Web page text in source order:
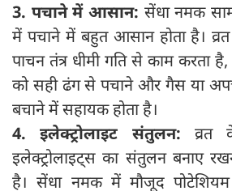
3. पचाने में आसान: सेंधा नमक
में पचाने में बहुत आसान होता है।
पाचन तंत्र धीमी गति से काम करता
को सही ढंग से पचाने और गैस या
बचाने में सहायक होता है।
4. इलेक्ट्रोलाइट संतुलन: व्रत
इलेक्ट्रोलाइट्स का संतुलन बनाए
है। सेंधा नमक में मौजूद